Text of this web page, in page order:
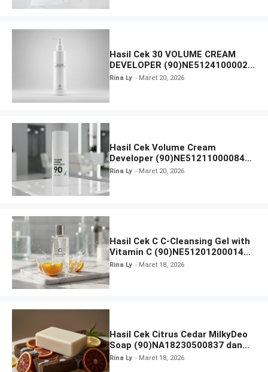
Hasil Cek 30 VOLUME CREAM
DEVELOPER (90)NE51241000026
dan Izin BPOM
Rina Ly Maret 20, 2026
Hasil Cek Volume Cream
Developer (90)NE51211000084
dan Izin BPOM
Rina Ly Maret 20, 2026
Hasil Cek C C-Cleansing Gel with
Vitamin C (90)NE51201200014
dan Izin BPOM
Rina Ly Maret 18, 2026
Hasil Cek Citrus Cedar MilkyDeo
Soap (90)NA18230500837 dan
Izin BPOM
Rina Ly Maret 18, 2026